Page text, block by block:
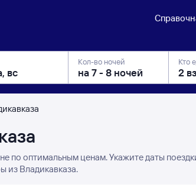
Кол-во ночей Кто
по оптимальным ценам. Укажите даты
из Владикавказа.